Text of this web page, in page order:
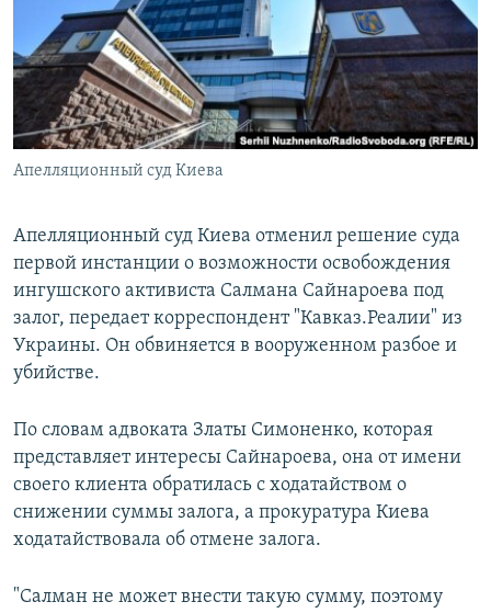
СОЦИАЛЬНЫЕ СЕТИ
Апелляционный суд Киева
Апелляционный суд Киева отменил решение суда
первой инстанции о возможности освобождения
ингушского активиста Салмана Сайнароева под
залог, передает корреспондент "Кавказ.Реалии" из
Украины. Он обвиняется в вооруженном разбое и
убийстве.
По словам адвоката Златы Симоненко, которая
представляет интересы Сайнароева, она от имени
своего клиента обратилась с ходатайством о
снижении суммы залога, а прокуратура Киева
ходатайствовала об отмене залога.
"Салман не может внести такую сумму, поэтому